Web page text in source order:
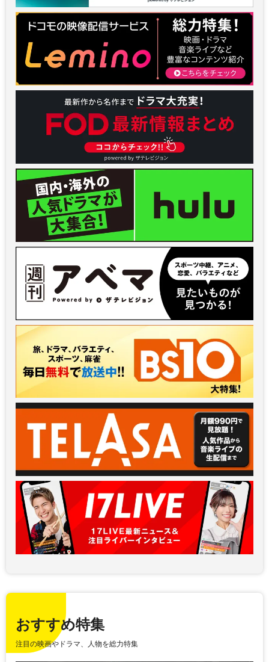
おすすめ特集
注目の映画やドラマ、人物を総力特集